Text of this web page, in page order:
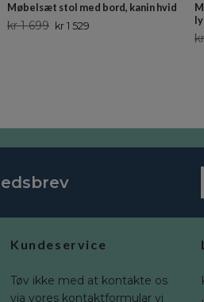
Møbelsæt stol med bord, kanin hvid
kr 1 699 kr 1 529
Kundeservice
Tøv ikke med at kontakte os
via vores kontaktformular vi